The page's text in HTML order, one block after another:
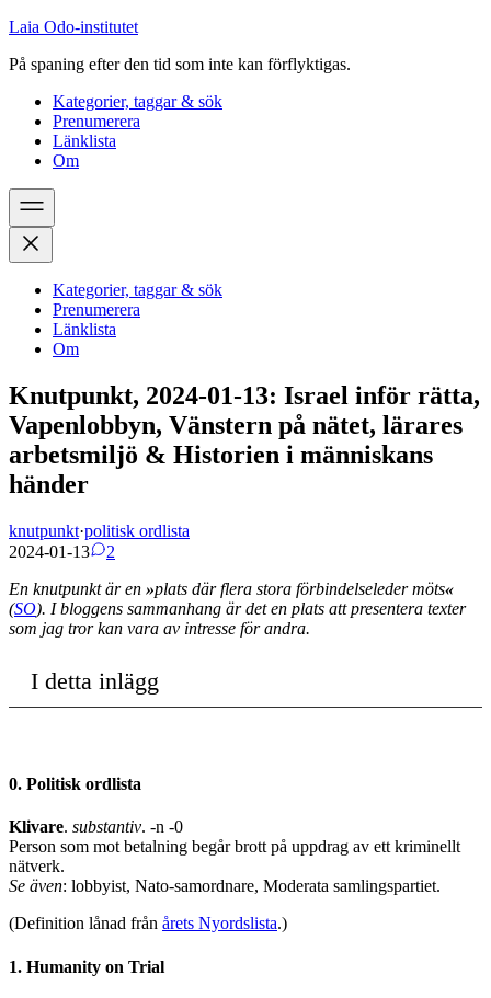
Skip
the
Skip
the
menu
Laia Odo-institutet
På spaning efter den tid som inte kan förflyktigas.
Kategorier, taggar & sök
Prenumerera
Länklista
Om
Open
menu
Close
menu
Kategorier, taggar & sök
Prenumerera
Länklista
Om
Knutpunkt, 2024-01-13: Israel inför rätta,
Vapenlobbyn, Vänstern på nätet, lärares
arbetsmiljö & Historien i människans
händer
knutpunkt·politisk ordlista
2024-01-13
2
En knutpunkt är en »plats där flera stora förbindelseleder möts«
(SO). I bloggens sammanhang är det en plats att presentera texter
som jag tror kan vara av intresse för andra.
I detta inlägg
0. Politisk ordlista
Klivare. substantiv. -n -0
Person som mot betalning begår brott på uppdrag av ett kriminellt
nätverk.
Se även: lobbyist, Nato-samordnare, Moderata samlingspartiet.
(Definition lånad från årets Nyordslista.)
1. Humanity on Trial